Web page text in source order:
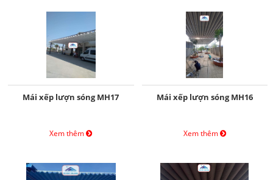
Mái xếp lượn sóng MH17
Xem thêm
Mái xếp lượn sóng MH16
Xem thêm